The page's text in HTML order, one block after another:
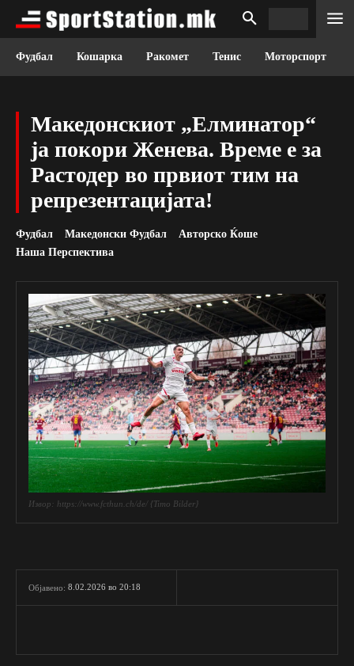
Фудбал Кошарка Ракомет Тенис Моторспорт
Македонскиот „Елминатор“
ја покори Женева. Време е за
Растодер во првиот тим на
репрезентацијата!
Фудбал Македонски Фудбал
Авторско Ќоше
Наша Перспектива
Извор: https://www.fcthun.ch/de/ {Timo Bilder}
Објавено: 8.02.2026 во 20:18